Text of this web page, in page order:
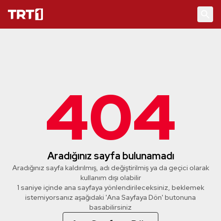
404
Aradığınız sayfa bulunamadı
Aradığınız sayfa kaldırılmış, adı değiştirilmiş ya da geçici olarak
kullanım dışı olabilir
1 saniye içinde ana sayfaya yönlendirileceksiniz, beklemek
istemiyorsanız aşağıdaki 'Ana Sayfaya Dön' butonuna
basabilirsiniz